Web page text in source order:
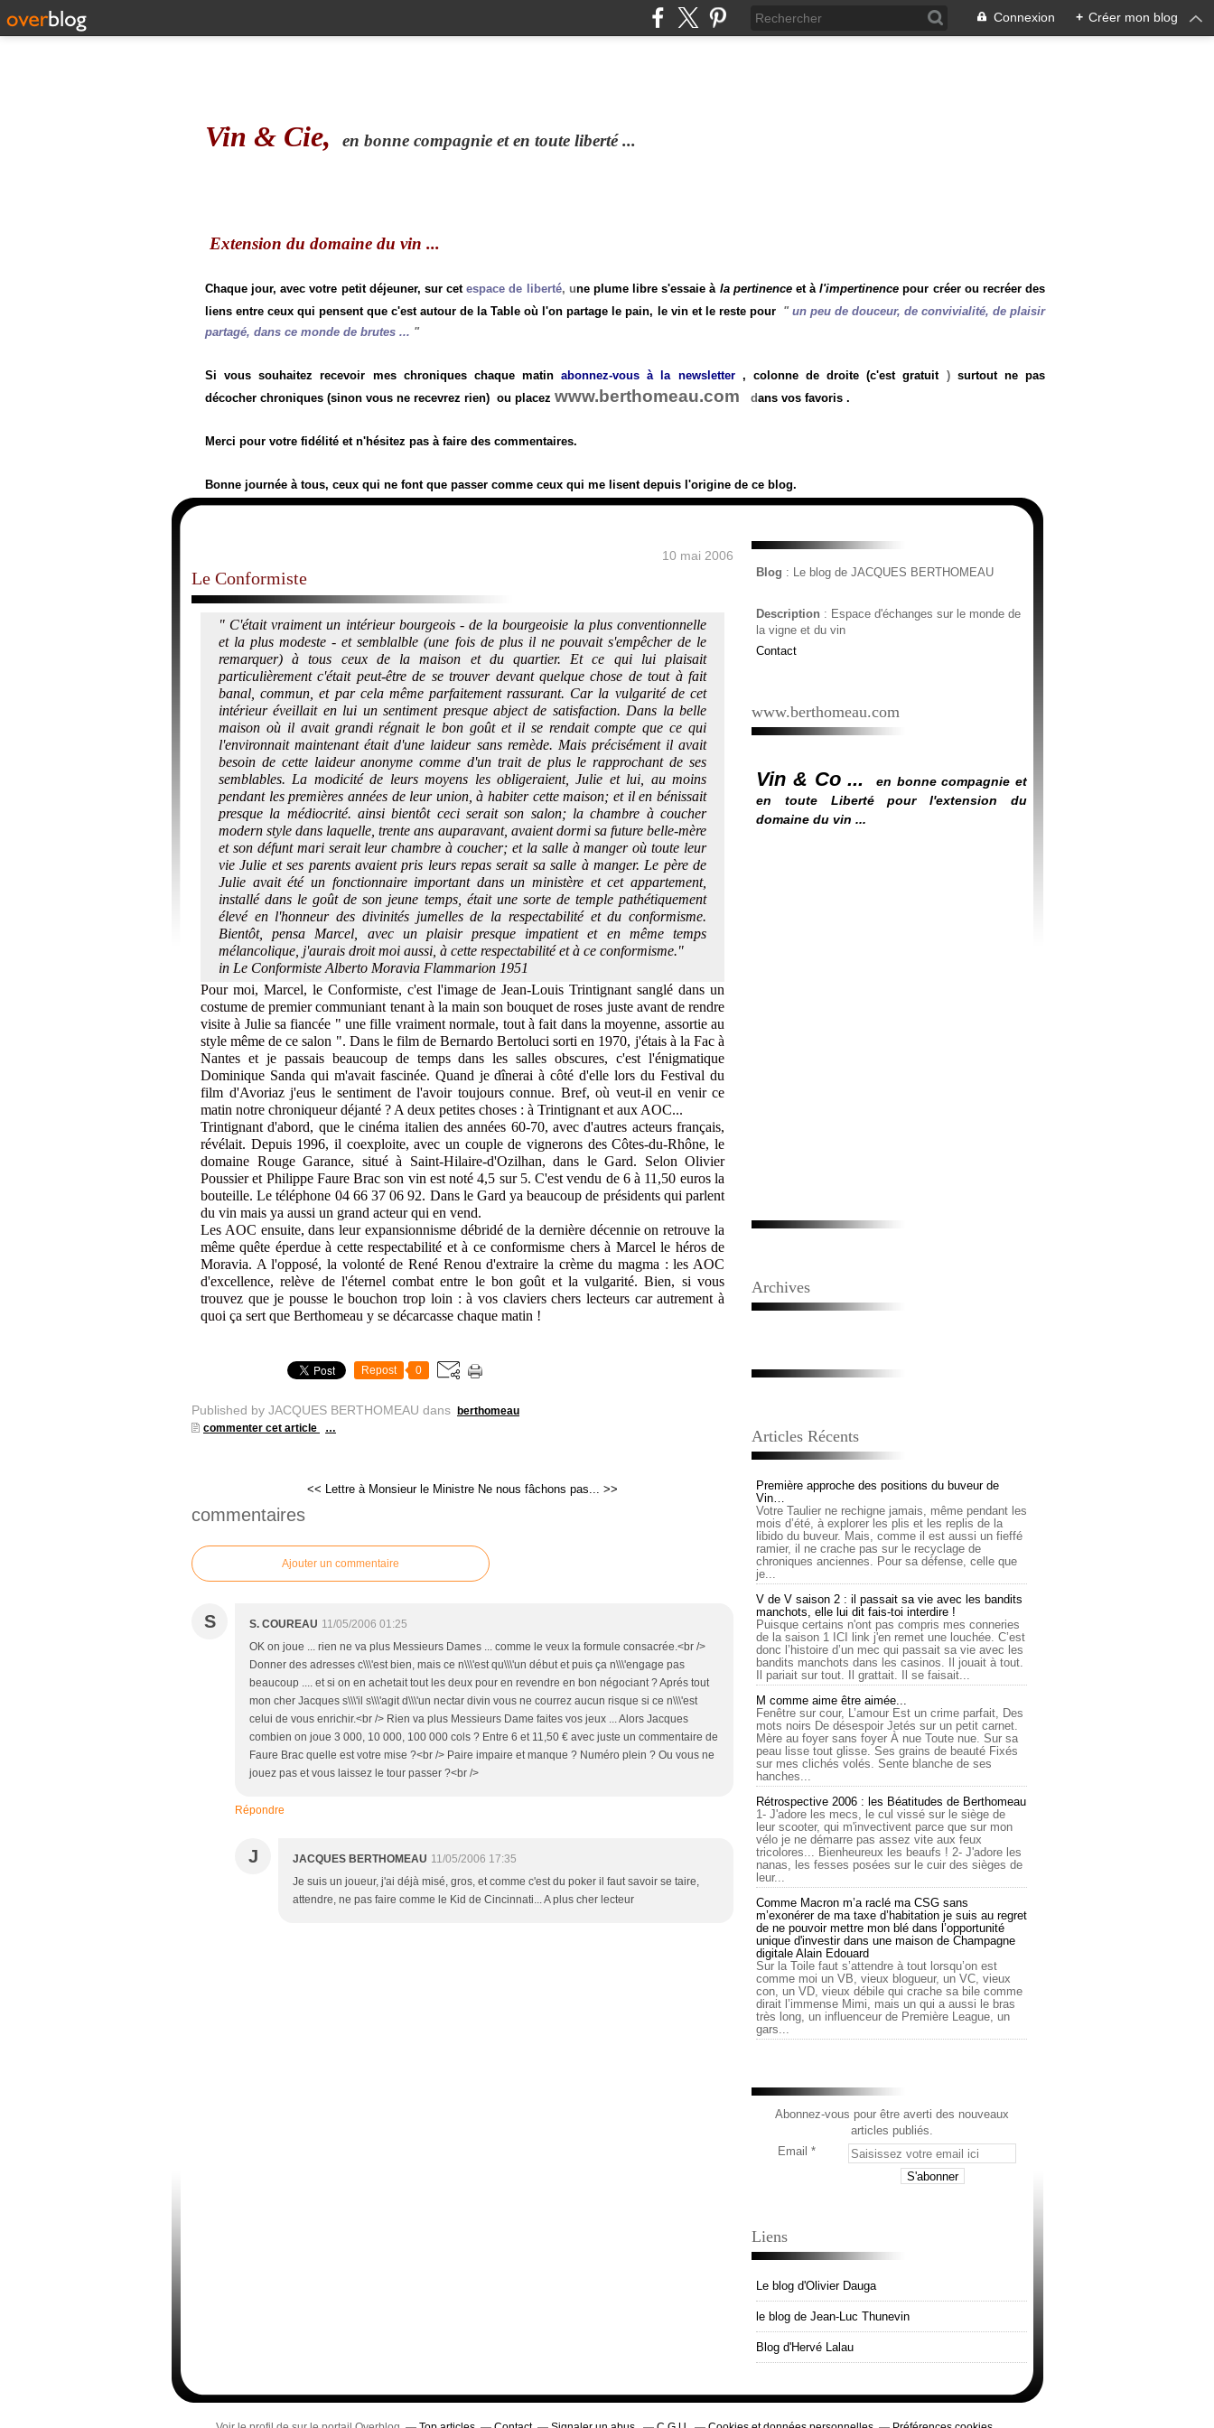
Connexion + Créer mon blog
Vin & Cie, en bonne compagnie et en toute liberté ...
Extension du domaine du vin ...
Chaque jour, avec votre petit déjeuner, sur cetespace de liberté, une plume libre s'essaie à la pertinenceet àl'impertinence pour créer ou recréer des
liens entre ceux qui pensent que c'est autour de la Table où l'on partage le pain, le vin et le reste pour "un peu de douceur, de convivialité, de plaisir
partagé, dans ce monde de brutes ... "
Si vous souhaitez recevoir mes chroniques chaque matinabonnez-vous à la newsletter, colonne de droite (c'est gratuit) surtout ne pas
décocher chroniques (sinon vous ne recevrez rien) ou placez www.berthomeau.com dans vos favoris .
Merci pour votre fidélité et n'hésitez pas à faire des commentaires.
Bonne journée à tous, ceux qui ne font que passer comme ceux qui me lisent depuis l'origine de ce blog.
10 mai 2006
Le Conformiste
" C'était vraiment un intérieur bourgeois - de la bourgeoisie la plus conventionnelle
et la plus modeste - et semblalble (une fois de plus il ne pouvait s'empêcher de le
remarquer) à tous ceux de la maison et du quartier. Et ce qui lui plaisait
particulièrement c'était peut-être de se trouver devant quelque chose de tout à fait
banal, commun, et par cela même parfaitement rassurant. Car la vulgarité de cet
intérieur éveillait en lui un sentiment presque abject de satisfaction. Dans la belle
maison où il avait grandi régnait le bon goût et il se rendait compte que ce qui
l'environnait maintenant était d'une laideur sans remède. Mais précisément il avait
besoin de cette laideur anonyme comme d'un trait de plus le rapprochant de ses
semblables. La modicité de leurs moyens les obligeraient, Julie et lui, au moins
pendant les premières années de leur union, à habiter cette maison; et il en bénissait
presque la médiocrité. ainsi bientôt ceci serait son salon; la chambre à coucher
modern style dans laquelle, trente ans auparavant, avaient dormi sa future belle-mère
et son défunt mari serait leur chambre à coucher; et la salle à manger où toute leur
vie Julie et ses parents avaient pris leurs repas serait sa salle à manger. Le père de
Julie avait été un fonctionnaire important dans un ministère et cet appartement,
installé dans le goût de son jeune temps, était une sorte de temple pathétiquement
élevé en l'honneur des divinités jumelles de la respectabilité et du conformisme.
Bientôt, pensa Marcel, avec un plaisir presque impatient et en même temps
mélancolique, j'aurais droit moi aussi, à cette respectabilité et à ce conformisme."
in Le Conformiste Alberto Moravia Flammarion 1951
Pour moi, Marcel, le Conformiste, c'est l'image de Jean-Louis Trintignant sanglé dans un
costume de premier communiant tenant à la main son bouquet de roses juste avant de rendre
visite à Julie sa fiancée " une fille vraiment normale, tout à fait dans la moyenne, assortie au
style même de ce salon ". Dans le film de Bernardo Bertoluci sorti en 1970, j'étais à la Fac à
Nantes et je passais beaucoup de temps dans les salles obscures, c'est l'énigmatique
Dominique Sanda qui m'avait fascinée. Quand je dînerai à côté d'elle lors du Festival du
film d'Avoriaz j'eus le sentiment de l'avoir toujours connue. Bref, où veut-il en venir ce
matin notre chroniqueur déjanté ? A deux petites choses : à Trintignant et aux AOC...
Trintignant d'abord, que le cinéma italien des années 60-70, avec d'autres acteurs français,
révélait. Depuis 1996, il coexploite, avec un couple de vignerons des Côtes-du-Rhône, le
domaine Rouge Garance, situé à Saint-Hilaire-d'Ozilhan, dans le Gard. Selon Olivier
Poussier et Philippe Faure Brac son vin est noté 4,5 sur 5. C'est vendu de 6 à 11,50 euros la
bouteille. Le téléphone 04 66 37 06 92. Dans le Gard ya beaucoup de présidents qui parlent
du vin mais ya aussi un grand acteur qui en vend.
Les AOC ensuite, dans leur expansionnisme débridé de la dernière décennie on retrouve la
même quête éperdue à cette respectabilité et à ce conformisme chers à Marcel le héros de
Moravia. A l'opposé, la volonté de René Renou d'extraire la crème du magma : les AOC
d'excellence, relève de l'éternel combat entre le bon goût et la vulgarité. Bien, si vous
trouvez que je pousse le bouchon trop loin : à vos claviers chers lecteurs car autrement à
quoi ça sert que Berthomeau y se décarcasse chaque matin !
Repost 0
Published by JACQUES BERTHOMEAU dans
berthomeau
commenter cet article
…
<< Lettre à Monsieur le Ministre Ne nous fâchons pas... >>
commentaires
Ajouter un commentaire
S S. COUREAU 11/05/2006 01:25
OK on joue ... rien ne va plus Messieurs Dames ... comme le veux la formule consacrée.<br />
Donner des adresses c\\\'est bien, mais ce n\\\'est qu\\\'un début et puis ça n\\\'engage pas
beaucoup .... et si on en achetait tout les deux pour en revendre en bon négociant ? Aprés tout
mon cher Jacques s\\\'il s\\\'agit d\\\'un nectar divin vous ne courrez aucun risque si ce n\\\'est
celui de vous enrichir.<br /> Rien va plus Messieurs Dame faites vos jeux ... Alors Jacques
combien on joue 3 000, 10 000, 100 000 cols ? Entre 6 et 11,50 € avec juste un commentaire de
Faure Brac quelle est votre mise ?<br /> Paire impaire et manque ? Numéro plein ? Ou vous ne
jouez pas et vous laissez le tour passer ?<br />
Répondre
J JACQUES BERTHOMEAU 11/05/2006 17:35
Je suis un joueur, j'ai déjà misé, gros, et comme c'est du poker il faut savoir se taire,
attendre, ne pas faire comme le Kid de Cincinnati... A plus cher lecteur
Blog : Le blog de JACQUES BERTHOMEAU
Description : Espace d'échanges sur le monde de
la vigne et du vin
Contact
www.berthomeau.com
Vin & Co ...
en bonne compagnie et
en toute Liberté pour l'extension du
domaine du vin ...
Archives
Articles Récents
Première approche des positions du buveur de
Vin…
Votre Taulier ne rechigne jamais, même pendant les
mois d’été, à explorer les plis et les replis de la
libido du buveur. Mais, comme il est aussi un fieffé
ramier, il ne crache pas sur le recyclage de
chroniques anciennes. Pour sa défense, celle que
je...
V de V saison 2 : il passait sa vie avec les bandits
manchots, elle lui dit fais-toi interdire !
Puisque certains n'ont pas compris mes conneries
de la saison 1 ICI link j'en remet une louchée. C’est
donc l’histoire d’un mec qui passait sa vie avec les
bandits manchots dans les casinos. Il jouait à tout.
Il pariait sur tout. Il grattait. Il se faisait...
M comme aime être aimée...
Fenêtre sur cour, L’amour Est un crime parfait, Des
mots noirs De désespoir Jetés sur un petit carnet.
Mère au foyer sans foyer À nue Toute nue. Sur sa
peau lisse tout glisse. Ses grains de beauté Fixés
sur mes clichés volés. Sente blanche de ses
hanches...
Rétrospective 2006 : les Béatitudes de Berthomeau
1- J'adore les mecs, le cul vissé sur le siège de
leur scooter, qui m'invectivent parce que sur mon
vélo je ne démarre pas assez vite aux feux
tricolores... Bienheureux les beaufs ! 2- J'adore les
nanas, les fesses posées sur le cuir des sièges de
leur...
Comme Macron m’a raclé ma CSG sans
m’exonérer de ma taxe d’habitation je suis au regret
de ne pouvoir mettre mon blé dans l’opportunité
unique d'investir dans une maison de Champagne
digitale Alain Edouard
Sur la Toile faut s’attendre à tout lorsqu’on est
comme moi un VB, vieux blogueur, un VC, vieux
con, un VD, vieux débile qui crache sa bile comme
dirait l’immense Mimi, mais un qui a aussi le bras
très long, un influenceur de Première League, un
gars...
Abonnez-vous pour être averti des nouveaux
articles publiés.
Email
Liens
Le blog d'Olivier Dauga
le blog de Jean-Luc Thunevin
Blog d'Hervé Lalau